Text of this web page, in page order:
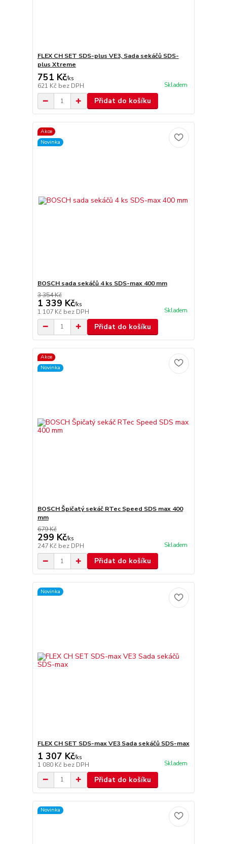
FLEX CH SET SDS-plus VE3, Sada sekáčů SDS-
plus Xtreme
751 Kč/ks
621 Kč bez DPH Skladem
Přidat do košíku
Akce
Novinka
BOSCH sada sekáčů 4 ks SDS-max 400 mm
3 354 Kč
1 339 Kč/ks
1 107 Kč bez DPH Skladem
Přidat do košíku
Akce
Novinka
BOSCH Špičatý sekáč RTec Speed SDS max 400
mm
679 Kč
299 Kč/ks
247 Kč bez DPH Skladem
Přidat do košíku
Novinka
FLEX CH SET SDS-max VE3 Sada sekáčů SDS-max
1 307 Kč/ks
1 080 Kč bez DPH Skladem
Přidat do košíku
Novinka